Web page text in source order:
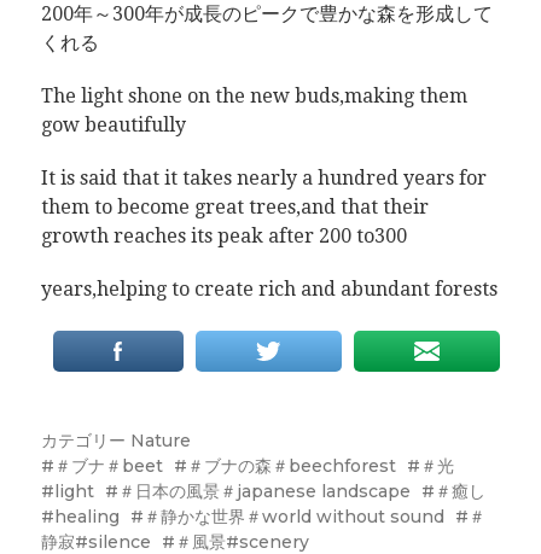
200年～300年が成長のピークで豊かな森を形成して
くれる
The light shone on the new buds,making them
gow beautifully
It is said that it takes nearly a hundred years for
them to become great trees,and that their
growth reaches its peak after 200 to300
years,helping to create rich and abundant forests
カテゴリー Nature
＃ブナ＃beet
＃ブナの森＃beechforest
＃光
#light
＃日本の風景＃japanese landscape
＃癒し
#healing
＃静かな世界＃world without sound
＃
静寂#silence
＃風景#scenery